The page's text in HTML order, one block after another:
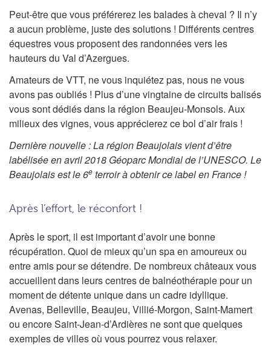
Peut-être que vous préférerez les balades à cheval ? Il n’y
a aucun problème, juste des solutions ! Différents centres
équestres vous proposent des randonnées vers les
hauteurs du Val d’Azergues.
Amateurs de VTT, ne vous inquiétez pas, nous ne vous
avons pas oubliés ! Plus d’une vingtaine de circuits balisés
vous sont dédiés dans la région Beaujeu-Monsols. Aux
milieux des vignes, vous apprécierez ce bol d’air frais !
Dernière nouvelle : La région Beaujolais vient d’être
labélisée en avril 2018 Géoparc Mondial de l’UNESCO. Le
Beaujolais est le 6e terroir à obtenir ce label en France !
Après l’effort, le réconfort !
Après le sport, il est important d’avoir une bonne
récupération. Quoi de mieux qu’un spa en amoureux ou
entre amis pour se détendre. De nombreux châteaux vous
accueillent dans leurs centres de balnéothérapie pour un
moment de détente unique dans un cadre idyllique.
Avenas, Belleville, Beaujeu, Villié-Morgon, Saint-Mamert
ou encore Saint-Jean-d’Ardières ne sont que quelques
exemples de villes où vous pourrez vous relaxer.